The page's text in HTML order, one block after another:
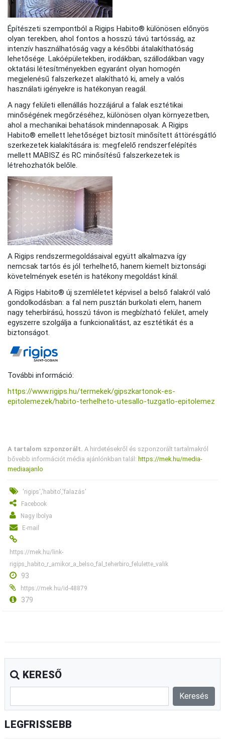
Építészeti szempontból a Rigips Habito® különösen előnyös
olyan terekben, ahol fontos a hosszú távú tartósság, az
intenzív használhatóság vagy a későbbi átalakíthatóság
lehetősége. Lakóépületekben, irodákban, szállodákban vagy
oktatási létesítményekben egyaránt olyan homogén
megjelenésű falszerkezet alakítható ki, amely a valós
használati igényekre is hatékonyan reagál.
A nagy felületi ellenállás hozzájárul a falak esztétikai
minőségének megőrzéséhez, különösen olyan környezetben,
ahol a mechanikai behatások mindennaposak. A Rigips
Habito® emellett lehetőséget biztosít minősített áttörésgátló
szerkezetek kialakítására is: megfelelő rendszerfelépítés
mellett MABISZ és RC minősítésű falszerkezetek is
létrehozhatók belőle.
A Rigips rendszermegoldásaival együtt alkalmazva így
nemcsak tartós és jól terhelhető, hanem kiemelt biztonsági
követelmények esetén is hatékony megoldást kínál.
A Rigips Habito® új szemléletet képvisel a belső falakról való
gondolkodásban: a fal nem pusztán burkolati elem, hanem
nagy teherbírású, hosszú távon is megbízható felület, amely
egyszerre szolgálja a funkcionalitást, az esztétikát és a
biztonságot.
További információ:
https://www.rigips.hu/termekek/gipszkartonok-es-
epitolemezek/habito-terhelheto-utesallo-tuzgatlo-epitolemez
A tartalom szponzorált. A hirdetésekről és szponzorált tartalmakról
bővebb információt média ajánlónkban talál: https://mek.hu/media-
mediaajanlo
'rigips','habito','falazás'
Facebook
Nagy Ibolya
E-mail
https://mek.hu/link-
rigips_habito_r_amikor_a_belso_fal_teherbiro_felulette_valik
93
https://mek.hu/id-48879
379
KERESŐ
LEGFRISSEBB